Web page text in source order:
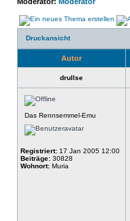
Druckansicht
Autor
drullse
Das Rennsemmel-Emu
Registriert: 17 Jan 2005 12:00
Beiträge: 30828
Wohnort: Muria